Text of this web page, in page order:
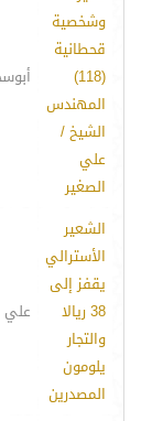
وشخصية
قحطانية
(118)
المهندس
الشيخ /
علي
الصغير
الشعير
الأسترالي
يقفز إلى
38 ريالا
والتجار
يلومون
المصدرين
علي